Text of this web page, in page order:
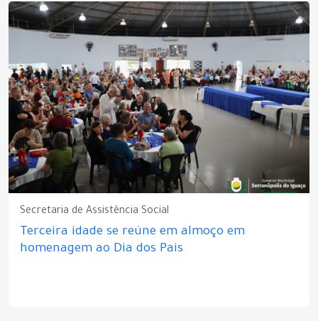
Secretaria de Assistência Social
Terceira idade se reúne em almoço em
homenagem ao Dia dos Pais